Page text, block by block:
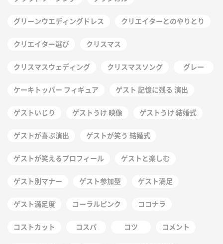
グリーンウエディングドレス クリエイターとのやりとり
クリエイター選び クリスマス
クリスマスウェディング クリスマスソング グレー
ケーキトッパー フィギュア ゲスト 記憶に残る 演出
ゲストいじり ゲストうけ 映像 ゲストうけ 結婚式
ゲストが喜ぶ演出 ゲストが笑う 結婚式
ゲストが笑えるプロフィール ゲストと楽しむ
ゲスト別マナー ゲスト参加型 ゲスト満足
ゲスト満足度 コーラルピンク ココナラ
コストカット コスパ コツ コメント